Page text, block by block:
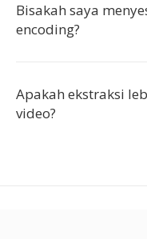
Bisakah saya
encoding?
Apakah ekstraksi
video?